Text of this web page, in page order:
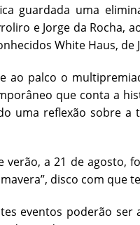
guardada uma
e Jorge da Rocha,
White Haus, de
ao palco o
que conta a
uma reflexão sobre a
verão, a 21 de agosto,
disco com que
eventos poderão